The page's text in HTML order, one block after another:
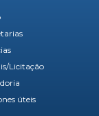
Licitação
úteis